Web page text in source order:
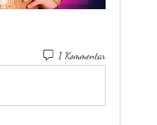
1 Kommentar